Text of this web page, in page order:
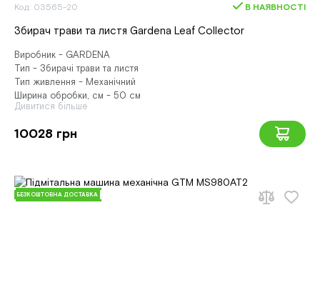
Код: 03565-20 В НАЯВНОСТІ
Збирач трави та листя Gardena Leaf Collector
Виробник - GARDENA
Тип - Збирачі трави та листя
Тип живлення - Механічний
Ширина обробки, см - 50 см
Дивитися більше
10028 грн
БЕЗКОШТОВНА ДОСТАВКА